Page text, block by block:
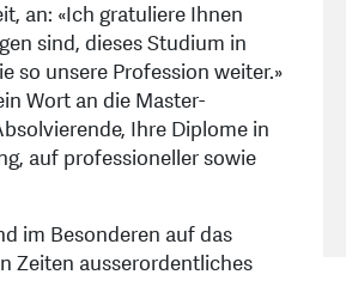
an: «Ich gratuliere Ihnen
sind, dieses Studium in
so unsere Profession weiter.»
Wort an die Master-
Ihre Diplome in
auf professioneller sowie
im Besonderen auf das
Zeiten ausserordentliches